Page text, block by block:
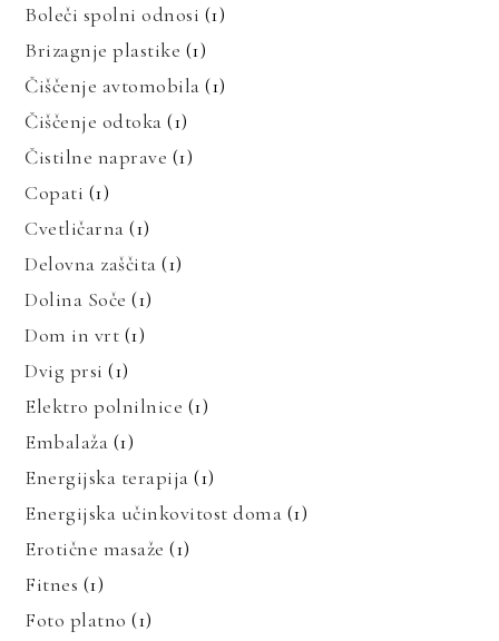
Boleči spolni odnosi (1)
Brizagnje plastike (1)
Čiščenje avtomobila (1)
Čiščenje odtoka (1)
Čistilne naprave (1)
Copati (1)
Cvetličarna (1)
Delovna zaščita (1)
Dolina Soče (1)
Dom in vrt (1)
Dvig prsi (1)
Elektro polnilnice (1)
Embalaža (1)
Energijska terapija (1)
Energijska učinkovitost doma (1)
Erotične masaže (1)
Fitnes (1)
Foto platno (1)